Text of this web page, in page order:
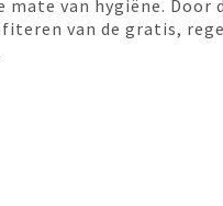
van hygiëne. Door
van de gratis,